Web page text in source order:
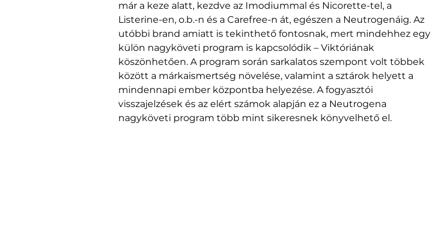
már a keze alatt, kezdve az Imodiummal és Nicorette-tel, a
Listerine-en, o.b.-n és a Carefree-n át, egészen a Neutrogenáig. Az
utóbbi brand amiatt is tekinthető fontosnak, mert mindehhez egy
külön nagyköveti program is kapcsolódik – Viktóriának
köszönhetően. A program során sarkalatos szempont volt többek
között a márkaismertség növelése, valamint a sztárok helyett a
mindennapi ember központba helyezése. A fogyasztói
visszajelzések és az elért számok alapján ez a Neutrogena
nagyköveti program több mint sikeresnek könyvelhető el.